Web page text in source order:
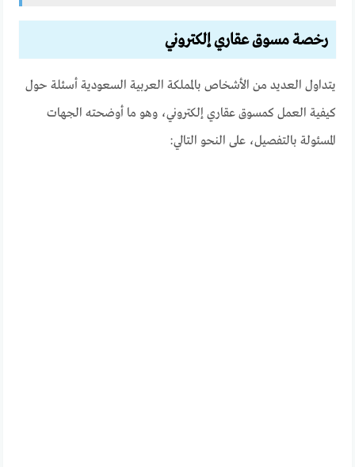
رخصة مسوق عقاري إلكتروني
يتداول العديد من الأشخاص بالمملكة العربية السعودية أسئلة حول
كيفية العمل كمسوق عقاري إلكتروني، وهو ما أوضحته الجهات
المسئولة بالتفصيل، على النحو التالي: